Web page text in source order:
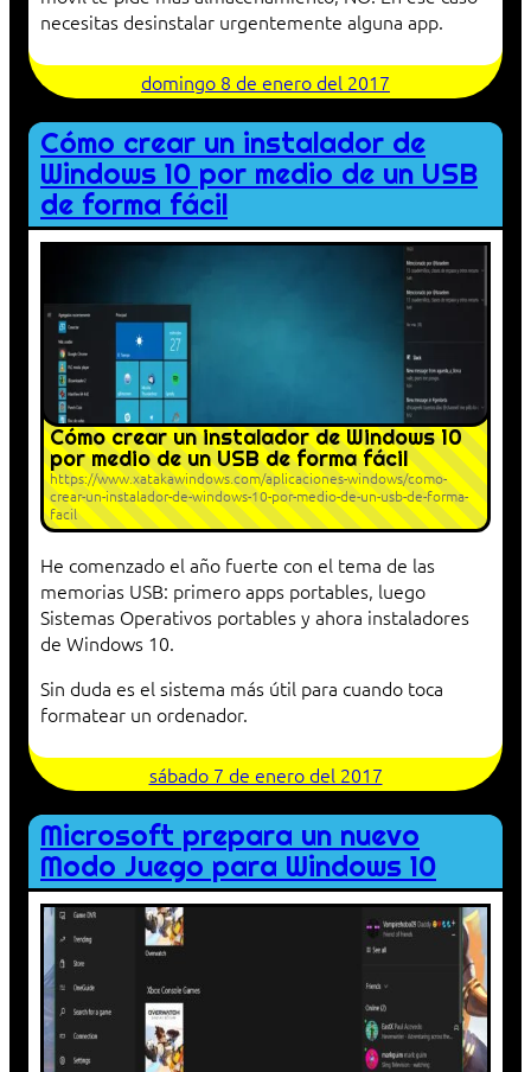
necesitas desinstalar urgentemente alguna app.
domingo 8 de enero del 2017
Cómo crear un instalador de
Windows 10 por medio de un USB
de forma fácil
Cómo crear un instalador de Windows 10
por medio de un USB de forma fácil
https://www.xatakawindows.com/aplicaciones-windows/como-
crear-un-instalador-de-windows-10-por-medio-de-un-usb-de-forma-
facil
He comenzado el año fuerte con el tema de las
memorias USB: primero apps portables, luego
Sistemas Operativos portables y ahora instaladores
de Windows 10.
Sin duda es el sistema más útil para cuando toca
formatear un ordenador.
sábado 7 de enero del 2017
Microsoft prepara un nuevo
Modo Juego para Windows 10